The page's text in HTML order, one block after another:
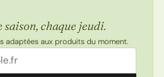
saison, chaque jeudi.
adaptées aux produits du moment.